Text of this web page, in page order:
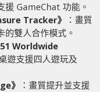
援 GameChat 功能。
Tracker》
：畫質
的雙人合作模式。
Worldwide
遊支援四人遊玩及
》
：畫質提升並支援